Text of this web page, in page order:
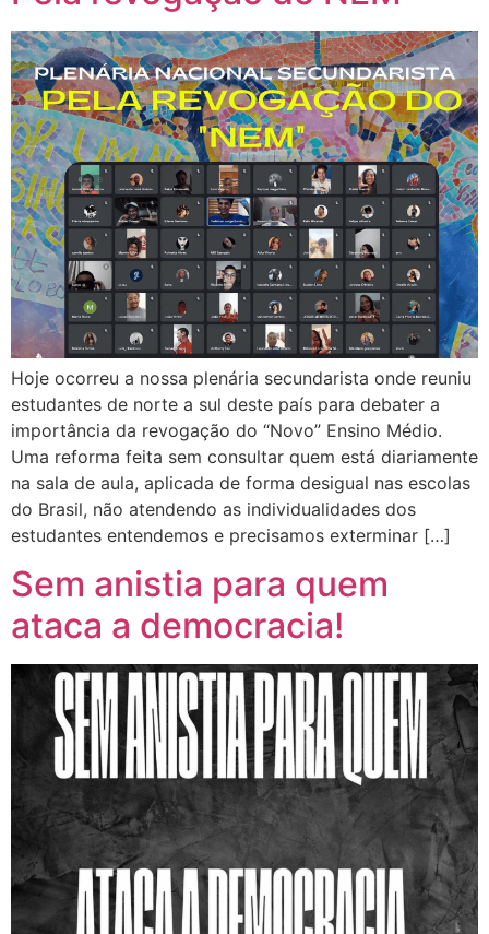
Hoje ocorreu a nossa plenária secundarista onde reuniu
estudantes de norte a sul deste país para debater a
importância da revogação do “Novo” Ensino Médio.
Uma reforma feita sem consultar quem está diariamente
na sala de aula, aplicada de forma desigual nas escolas
do Brasil, não atendendo as individualidades dos
estudantes entendemos e precisamos exterminar […]
Sem anistia para quem
ataca a democracia!